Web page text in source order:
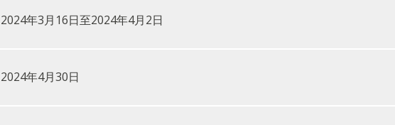
2024年3月16日至2024年4月2日
2024年4月30日